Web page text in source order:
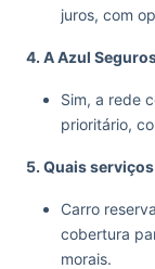
juros, com
4. A Azul
Sim, a rede
prioritário,
5. Quais
Carro
cobertura
morais.